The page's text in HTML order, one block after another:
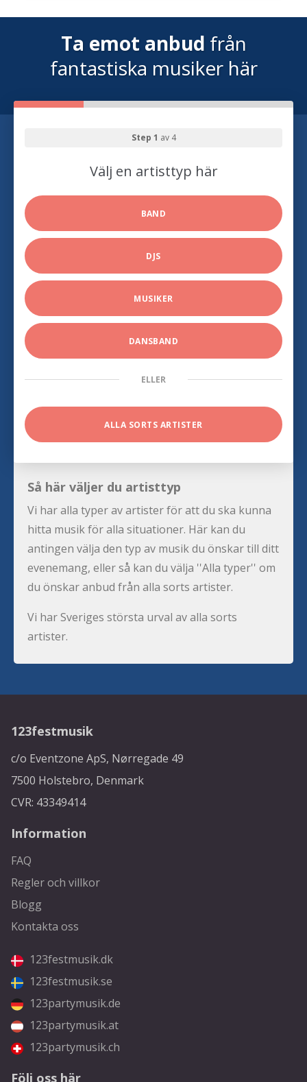
Ta emot anbud från
fantastiska musiker här
Step 1 av 4
Välj en artisttyp här
BAND
DJS
MUSIKER
DANSBAND
ELLER
ALLA SORTS ARTISTER
Så här väljer du artisttyp
Vi har alla typer av artister för att du ska kunna
hitta musik för alla situationer. Här kan du
antingen välja den typ av musik du önskar till ditt
evenemang, eller så kan du välja ''Alla typer'' om
du önskar anbud från alla sorts artister.
Vi har Sveriges största urval av alla sorts
artister.
123festmusik
c/o Eventzone ApS, Nørregade 49
7500 Holstebro, Denmark
CVR: 43349414
Information
FAQ
Regler och villkor
Blogg
Kontakta oss
123festmusik.dk
123festmusik.se
123partymusik.de
123partymusik.at
123partymusik.ch
Följ oss här